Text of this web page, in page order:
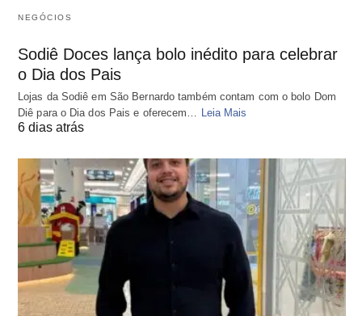
NEGÓCIOS
Sodiê Doces lança bolo inédito para celebrar
o Dia dos Pais
Lojas da Sodiê em São Bernardo também contam com o bolo Dom
Diê para o Dia dos Pais e oferecem… Leia Mais
6 dias atrás